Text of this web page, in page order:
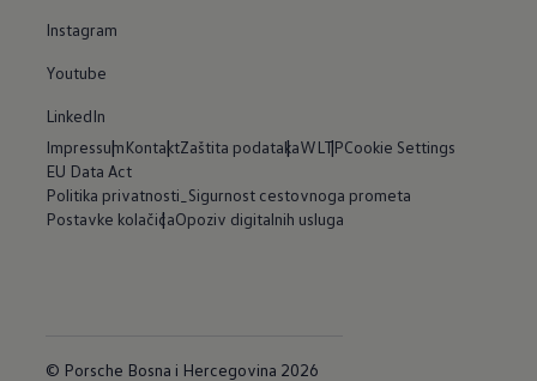
Instagram
Youtube
LinkedIn
ImpressumKontaktZaštita podatakaWLTPCookie Settings
EU Data Act
Politika privatnosti_Sigurnost cestovnoga prometa
Postavke kolačićaOpoziv digitalnih usluga
© Porsche Bosna i Hercegovina 2026